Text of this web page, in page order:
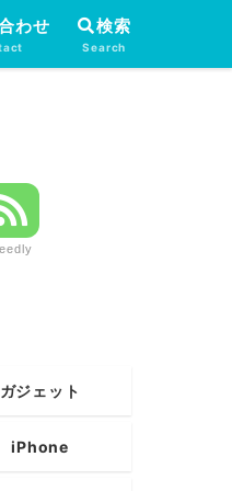
わせ
Search
検索
ガジェット
iPhone